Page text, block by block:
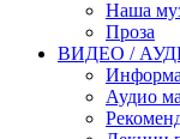
Наша
Проза
ВИДЕО /
Аудио